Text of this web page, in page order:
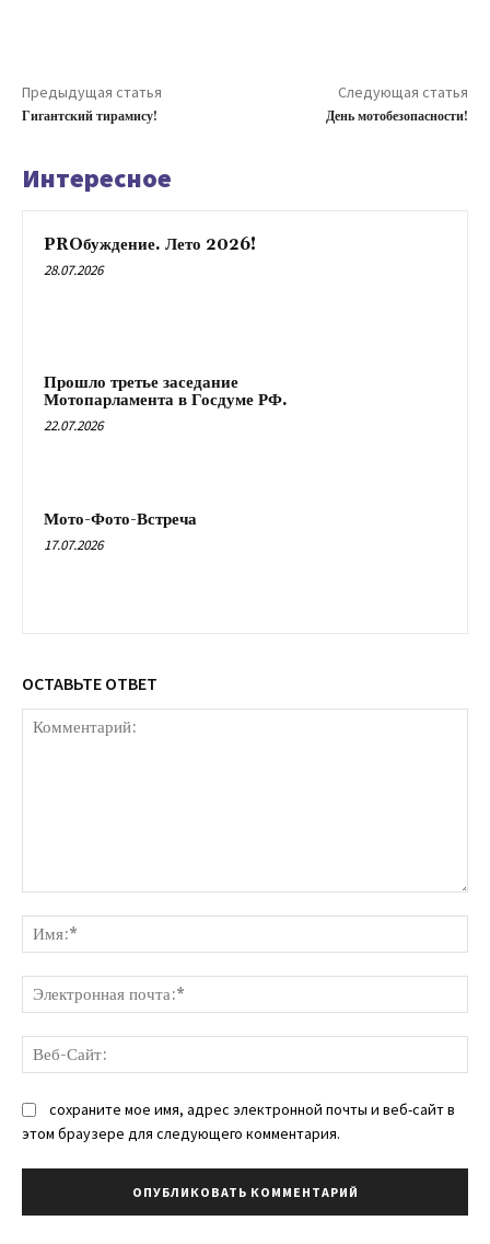
Предыдущая статья
Гигантский тирамису!
Следующая статья
День мотобезопасности!
Интересное
PROбуждение. Лето 2026!
28.07.2026
Прошло третье заседание
Мотопарламента в Госдуме РФ.
22.07.2026
Мото-Фото-Встреча
17.07.2026
ОСТАВЬТЕ ОТВЕТ
сохраните мое имя, адрес электронной почты и веб-сайт в
этом браузере для следующего комментария.